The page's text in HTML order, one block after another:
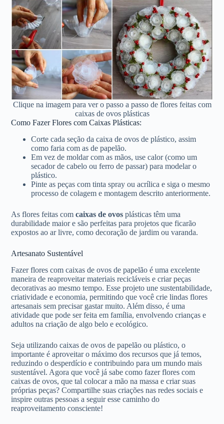
Clique na imagem para ver o passo a passo de flores feitas com
caixas de ovos plásticas
Como Fazer Flores com Caixas Plásticas:
Corte cada seção da caixa de ovos de plástico, assim
como faria com as de papelão.
Em vez de moldar com as mãos, use calor (como um
secador de cabelo ou ferro de passar) para modelar o
plástico.
Pinte as peças com tinta spray ou acrílica e siga o mesmo
processo de colagem e montagem descrito anteriormente.
As flores feitas comcaixas de ovos plásticas têm uma
durabilidade maior e são perfeitas para projetos que ficarão
expostos ao ar livre, como decoração de jardim ou varanda.
Artesanato Sustentável
Fazer flores com caixas de ovos de papelão é uma excelente
maneira de reaproveitar materiais recicláveis e criar peças
decorativas ao mesmo tempo. Esse projeto une sustentabilidade,
criatividade e economia, permitindo que você crie lindas flores
artesanais sem precisar gastar muito. Além disso, é uma
atividade que pode ser feita em família, envolvendo crianças e
adultos na criação de algo belo e ecológico.
Seja utilizando caixas de ovos de papelão ou plástico, o
importante é aproveitar o máximo dos recursos que já temos,
reduzindo o desperdício e contribuindo para um mundo mais
sustentável. Agora que você já sabe como fazer flores com
caixas de ovos, que tal colocar a mão na massa e criar suas
próprias peças? Compartilhe suas criações nas redes sociais e
inspire outras pessoas a seguir esse caminho do
reaproveitamento consciente!